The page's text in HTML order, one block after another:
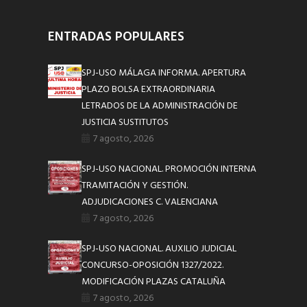
ENTRADAS POPULARES
SPJ-USO MÁLAGA INFORMA. APERTURA
PLAZO BOLSA EXTRAORDINARIA
LETRADOS DE LA ADMINISTRACIÓN DE
JUSTICIA SUSTITUTOS
7 agosto, 2026
SPJ-USO NACIONAL. PROMOCIÓN INTERNA
TRAMITACIÓN Y GESTIÓN.
ADJUDICACIONES C. VALENCIANA
7 agosto, 2026
SPJ-USO NACIONAL. AUXILIO JUDICIAL
CONCURSO-OPOSICIÓN 1327/2022.
MODIFICACIÓN PLAZAS CATALUÑA
7 agosto, 2026